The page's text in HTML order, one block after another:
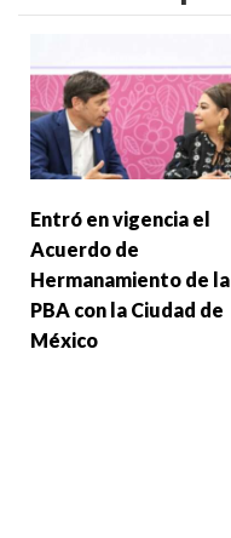
Entró en vigencia el
Acuerdo de
Hermanamiento de la
PBA con la Ciudad de
México